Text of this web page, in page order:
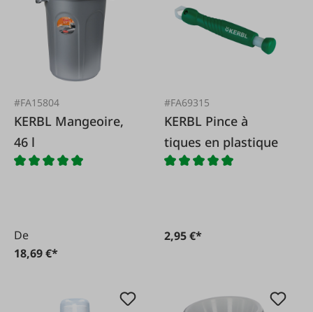
#FA15804
KERBL Mangeoire,
46 l
De
18,69 €*
#FA69315
KERBL Pince à
tiques en plastique
2,95 €*